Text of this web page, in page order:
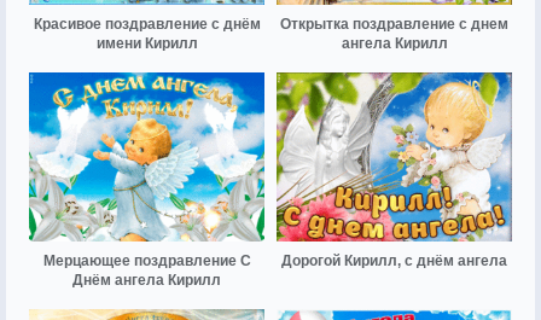
Красивое поздравление с днём
имени Кирилл
Открытка поздравление с днем
ангела Кирилл
Мерцающее поздравление С
Днём ангела Кирилл
Дорогой Кирилл, с днём ангела